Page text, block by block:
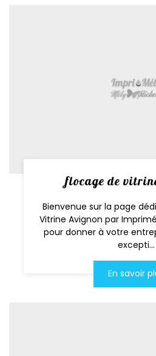
flocage de
Bienvenue sur la page
Vitrine Avignon par
pour donner à votre
excepti...
En savoir